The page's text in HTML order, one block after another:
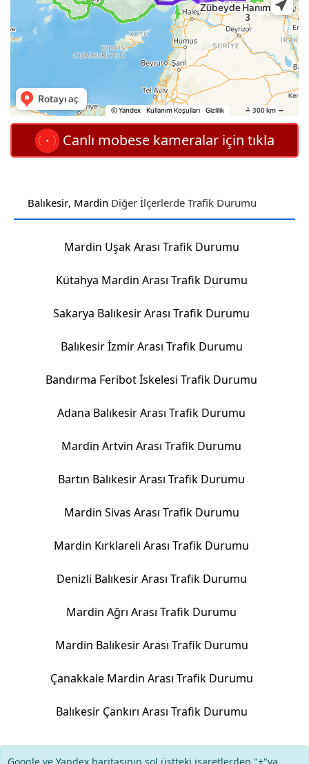
Canlı mobese kameralar için tıkla
Balıkesir, Mardin Diğer İlçerlerde Trafik Durumu
Mardin Uşak Arası Trafik Durumu
Kütahya Mardin Arası Trafik Durumu
Sakarya Balıkesir Arası Trafik Durumu
Balıkesir İzmir Arası Trafik Durumu
Bandırma Feribot İskelesi Trafik Durumu
Adana Balıkesir Arası Trafik Durumu
Mardin Artvin Arası Trafik Durumu
Bartın Balıkesir Arası Trafik Durumu
Mardin Sivas Arası Trafik Durumu
Mardin Kırklareli Arası Trafik Durumu
Denizli Balıkesir Arası Trafik Durumu
Mardin Ağrı Arası Trafik Durumu
Mardin Balıkesir Arası Trafik Durumu
Çanakkale Mardin Arası Trafik Durumu
Balıkesir Çankırı Arası Trafik Durumu